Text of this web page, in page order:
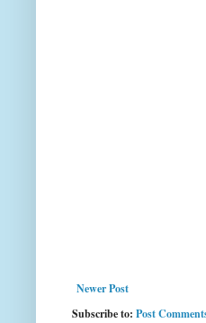
Newer Post
Subscribe to: Post